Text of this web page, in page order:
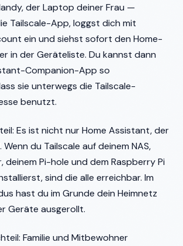
der Laptop deiner Frau —
Tailscale-App, loggst dich mit
ein und siehst sofort den Home-
in der Geräteliste. Du kannst dann
Companion-App so
sie unterwegs die Tailscale-
benutzt.
Es ist nicht nur Home Assistant, der
du Tailscale auf deinem NAS,
deinem Pi-hole und dem Raspberry Pi
sind die alle erreichbar. Im
hast du im Grunde dein Heimnetz
Geräte ausgerollt.
Familie und Mitbewohner